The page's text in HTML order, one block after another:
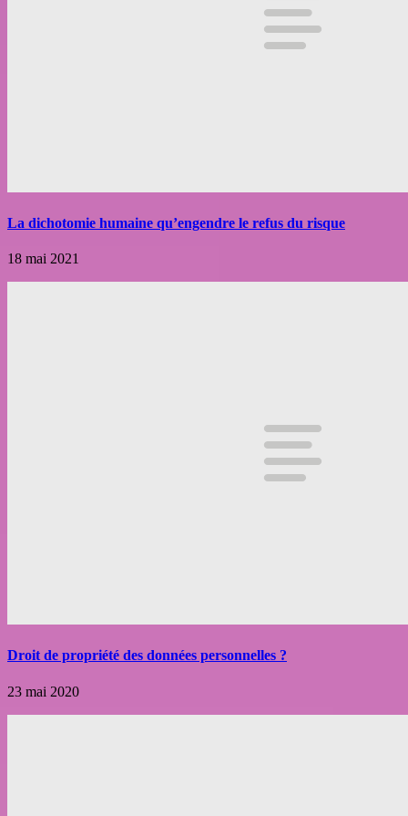
La dichotomie humaine qu’engendre le refus du risque
18 mai 2021
Droit de propriété des données personnelles ?
23 mai 2020